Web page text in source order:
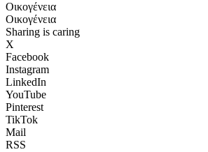
Οικογένεια
Οικογένεια
Sharing is caring
X
Facebook
Instagram
LinkedIn
YouTube
Pinterest
TikTok
Mail
RSS